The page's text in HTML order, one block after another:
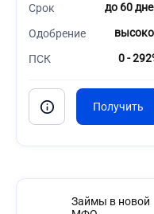
Срок до 60
Одобрение
ПСК 0 -
Займы в новой